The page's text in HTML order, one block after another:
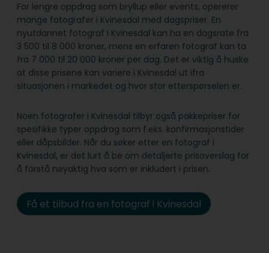
For lengre oppdrag som bryllup eller events, opererer
mange fotografer i Kvinesdal med dagspriser. En
nyutdannet fotograf i Kvinesdal kan ha en dagsrate fra
3 500 til 8 000 kroner, mens en erfaren fotograf kan ta
fra 7 000 til 20 000 kroner per dag. Det er viktig å huske
at disse prisene kan variere i Kvinesdal ut ifra
situasjonen i markedet og hvor stor etterspørselen er.
Noen fotografer i Kvinesdal tilbyr også pakkepriser for
spesifikke typer oppdrag som f.eks. konfirmasjonstider
eller dåpsbilder. Når du søker etter en fotograf i
Kvinesdal, er det lurt å be om detaljerte prisoverslag for
å forstå nøyaktig hva som er inkludert i prisen.
Få et tilbud fra en fotograf i Kvinesdal